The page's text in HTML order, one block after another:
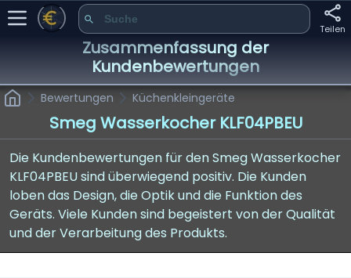
Teilen
Zusammenfassung der
Kundenbewertungen
Bewertungen Küchenkleingeräte
Smeg Wasserkocher KLF04PBEU
Die Kundenbewertungen für den Smeg Wasserkocher
KLF04PBEU sind überwiegend positiv. Die Kunden
loben das Design, die Optik und die Funktion des
Geräts. Viele Kunden sind begeistert von der Qualität
und der Verarbeitung des Produkts.